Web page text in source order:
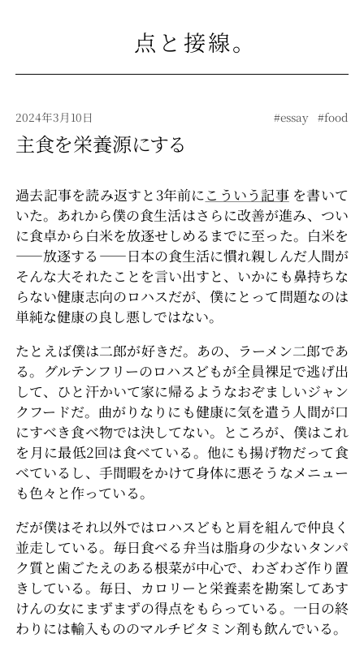
点と接線。
2024年3月10日 #essay #food
主食を栄養源にする
過去記事を読み返すと3年前にこういう記事を書いて
いた。あれから僕の食生活はさらに改善が進み、つい
に食卓から白米を放逐せしめるまでに至った。白米を
――放逐する――日本の食生活に慣れ親しんだ人間が
そんな大それたことを言い出すと、いかにも鼻持ちな
らない健康志向のロハスだが、僕にとって問題なのは
単純な健康の良し悪しではない。
たとえば僕は二郎が好きだ。あの、ラーメン二郎であ
る。グルテンフリーのロハスどもが全員裸足で逃げ出
して、ひと汗かいて家に帰るようなおぞましいジャン
クフードだ。曲がりなりにも健康に気を遣う人間が口
にすべき食べ物では決してない。ところが、僕はこれ
を月に最低2回は食べている。他にも揚げ物だって食
べているし、手間暇をかけて身体に悪そうなメニュー
も色々と作っている。
だが僕はそれ以外ではロハスどもと肩を組んで仲良く
並走している。毎日食べる弁当は脂身の少ないタンパ
ク質と歯ごたえのある根菜が中心で、わざわざ作り置
きしている。毎日、カロリーと栄養素を勘案してあす
けんの女にまずまずの得点をもらっている。一日の終
わりには輸入もののマルチビタミン剤も飲んでいる。